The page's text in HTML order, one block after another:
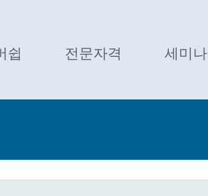
쉽 전문자격 세미나